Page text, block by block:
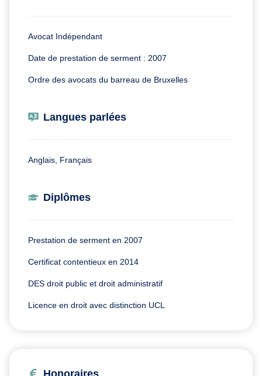
Avocat Indépendant
Date de prestation de serment : 2007
Ordre des avocats du barreau de Bruxelles
Langues parlées
Anglais, Français
Diplômes
Prestation de serment en 2007
Certificat contentieux en 2014
DES droit public et droit administratif
Licence en droit avec distinction UCL
Honoraires